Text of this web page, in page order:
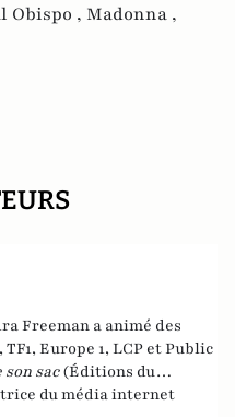
Obispo , Madonna ,
Freeman a animé des
Europe 1, LCP et Public
sac(Éditions du
du média internet